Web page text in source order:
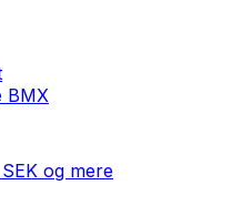
BMX
og mere